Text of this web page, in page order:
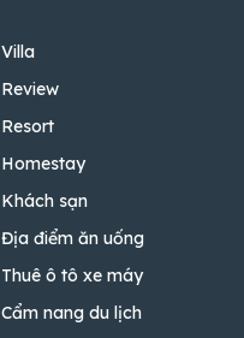
Villa
Review
Resort
Homestay
Khách sạn
Địa điểm ăn uống
Thuê ô tô xe máy
Cẩm nang du lịch